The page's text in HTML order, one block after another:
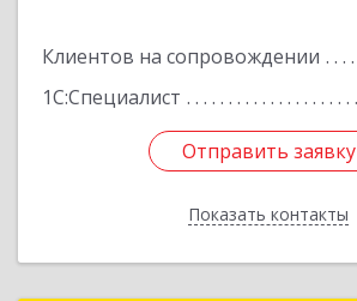
Клиентов на сопровождении
1С:Специалист
Отправить заявку
Показать контакты
Отправить заявку
Назад